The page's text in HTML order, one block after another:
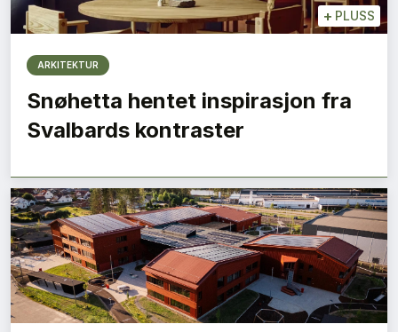
+ PLUSS
ARKITEKTUR
Snøhetta hentet inspirasjon fra
Svalbards kontraster